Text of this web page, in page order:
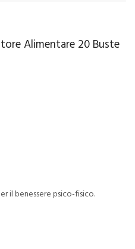
Alimentare 20 Buste
il benessere psico-fisico.